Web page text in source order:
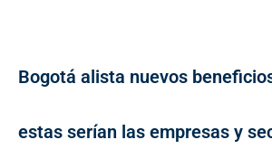
Bogotá alista nuevos
estas serían las empresas y